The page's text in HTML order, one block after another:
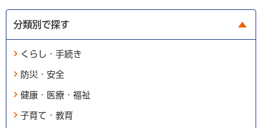
分類別で探す
くらし・手続き
防災・安全
健康・医療・福祉
子育て・教育